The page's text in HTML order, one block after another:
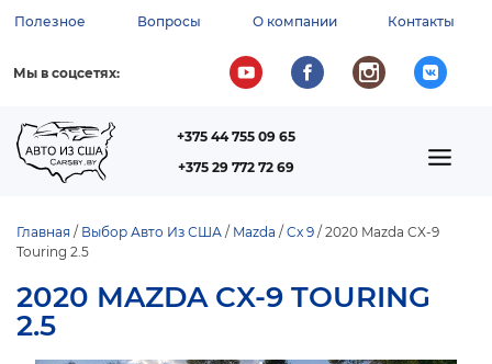
содержанию
ВСПОМОГАТЕЛЬНОЕ
МЕНЮ
Полезное Вопросы О компании Контакты
Мы в соцсетях:
+375 44 755 09 65
+375 29 772 72 69
СТРОКА
НАВИГАЦИИ
Главная Выбор Авто Из США Mazda Cx 9 2020 Mazda CX-9
Touring 2.5
2020 MAZDA CX-9 TOURING
2.5